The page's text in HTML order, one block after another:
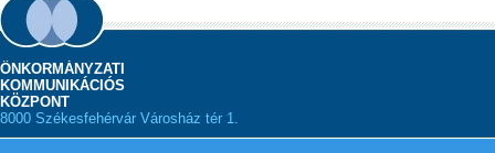
ÖNKORMÁNYZATI
KOMMUNIKÁCIÓS
KÖZPONT
8000 Székesfehérvár Városház tér 1.